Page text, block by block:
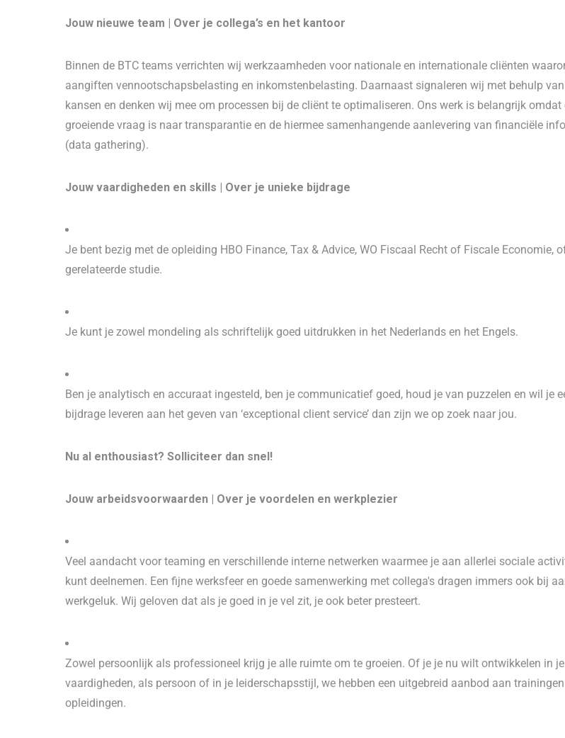
Jouw nieuwe team | Over je collega’s en het kantoor
Binnen de BTC teams verrichten wij werkzaamheden voor nationale en internationale cliënten
aangiften vennootschapsbelasting en inkomstenbelasting. Daarnaast signaleren wij met behulp van
kansen en denken wij mee om processen bij de cliënt te optimaliseren. Ons werk is belangrijk omdat
groeiende vraag is naar transparantie en de hiermee samenhangende aanlevering van financiële
(data gathering).
Jouw vaardigheden en skills | Over je unieke bijdrage
Je bent bezig met de opleiding HBO Finance, Tax & Advice, WO Fiscaal Recht of Fiscale Economie,
gerelateerde studie.
Je kunt je zowel mondeling als schriftelijk goed uitdrukken in het Nederlands en het Engels.
Ben je analytisch en accuraat ingesteld, ben je communicatief goed, houd je van puzzelen en wil je
bijdrage leveren aan het geven van ‘exceptional client service’ dan zijn we op zoek naar jou.
Nu al enthousiast? Solliciteer dan snel!
Jouw arbeidsvoorwaarden | Over je voordelen en werkplezier
Veel aandacht voor teaming en verschillende interne netwerken waarmee je aan allerlei sociale
kunt deelnemen. Een fijne werksfeer en goede samenwerking met collega's dragen immers ook bij
werkgeluk. Wij geloven dat als je goed in je vel zit, je ook beter presteert.
Zowel persoonlijk als professioneel krijg je alle ruimte om te groeien. Of je je nu wilt ontwikkelen in
vaardigheden, als persoon of in je leiderschapsstijl, we hebben een uitgebreid aanbod aan
opleidingen.